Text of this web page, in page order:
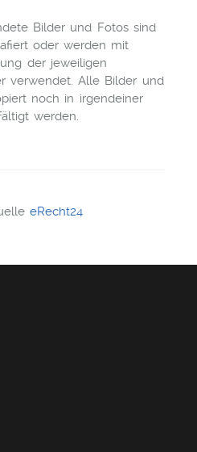
Bilder und Fotos sind
oder werden mit
der jeweiligen
verwendet. Alle Bilder und
noch in irgendeiner
werden.
eRecht24